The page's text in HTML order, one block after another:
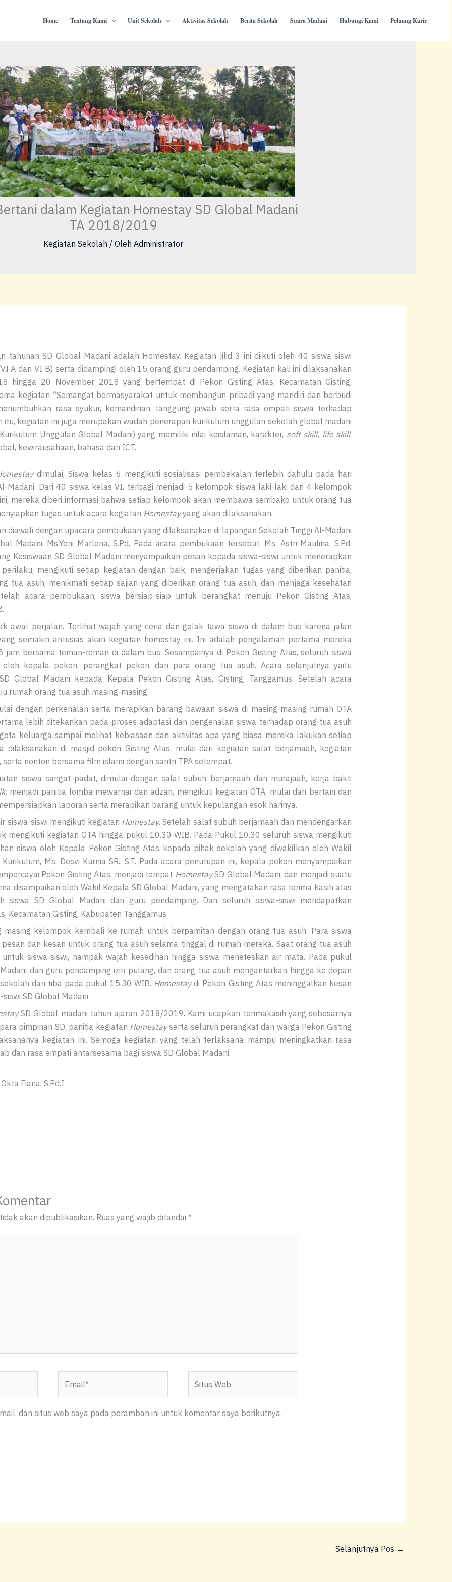
Home Tentang Kami Unit Sekolah Aktivitas Sekolah Berita Sekolah Suara Madani Hubungi Kami Peluang Karir
dalam Kegiatan Homestay SD Global Madani
TA 2018/2019
Kegiatan Sekolah / Oleh Administrator
tahunan SD Global Madani adalah Homestay. Kegiatan jilid 3 ini diikuti oleh 40 siswa-siswi
A dan VI B) serta didampingi oleh 15 orang guru pendamping. Kegiatan kali ini dilaksanakan
hingga 20 November 2018 yang bertempat di Pekon Gisting Atas, Kecamatan Gisting,
kegiatan “Semangat bermasyarakat untuk membangun pribadi yang mandiri dan berbudi
rasa syukur, kemandirian, tanggung jawab serta rasa empati siswa terhadap
itu, kegiatan ini juga merupakan wadah penerapan kurikulum unggulan sekolah global madani
Unggulan Global Madani) yang memiliki nilai keislaman, karakter, soft skill, life skill,
kewirausahaan, bahasa dan ICT.
dimulai, Siswa kelas 6 mengikuti sosialisasi pembekalan terlebih dahulu pada hari
Madani. Dari 40 siswa kelas VI, terbagi menjadi 5 kelompok siswa laki-laki dan 4 kelompok
mereka diberi informasi bahwa setiap kelompok akan membawa sembako untuk orang tua
tugas untuk acara kegiatan Homestayyang akan dilaksanakan.
diawali dengan upacara pembukaan yang dilaksanakan di lapangan Sekolah Tinggi Al-Madani
Madani, Ms.Yeni Marlena, S.Pd. Pada acara pembukaan tersebut, Ms. Astri Maulina, S.Pd.
Kesiswaan SD Global Madani menyampaikan pesan kepada siswa-siswi untuk menerapkan
mengikuti setiap kegiatan dengan baik, mengerjakan tugas yang diberikan panitia,
tua asuh, menikmati setiap sajian yang diberikan orang tua asuh, dan menjaga kesehatan
acara pembukaan, siswa bersiap-siap untuk berangkat menuju Pekon Gisting Atas,
awal perjalan. Terlihat wajah yang ceria dan gelak tawa siswa di dalam bus karena jalan
semakin antusias akan kegiatan homestay ini. Ini adalah pengalaman pertama mereka
bersama teman-teman di dalam bus. Sesampainya di Pekon Gisting Atas, seluruh siswa
kepala pekon, perangkat pekon, dan para orang tua asuh. Acara selanjutnya yaitu
Global Madani kepada Kepala Pekon Gisting Atas, Gisting, Tanggamus. Setelah acara
rumah orang tua asuh masing-masing.
dengan perkenalan serta merapikan barang bawaan siswa di masing-masing rumah OTA
lebih ditekankan pada proses adaptasi dan pengenalan siswa terhadap orang tua asuh
keluarga sampai melihat kebiasaan dan aktivitas apa yang biasa mereka lakukan setiap
dilaksanakan di masjid pekon Gisting Atas, mulai dari kegiatan salat berjamaah, kegiatan
nonton bersama film islami dengan santri TPA setempat.
siswa sangat padat, dimulai dengan salat subuh berjamaah dan murajaah, kerja bakti
menjadi panitia lomba mewarnai dan adzan, mengikuti kegiatan OTA, mulai dari bertani dan
laporan serta merapikan barang untuk kepulangan esok harinya.
siswa-siswi mengikuti kegiatan Homestay. Setelah salat subuh berjamaah dan mendengarkan
mengikuti kegiatan OTA hingga pukul 10.30 WIB. Pada Pukul 10.30 seluruh siswa mengikuti
siswa oleh Kepala Pekon Gisting Atas kepada pihak sekolah yang diwakilkan oleh Wakil
Ms. Desvi Kurnia SR., S.T. Pada acara penutupan ini, kepala pekon menyampaikan
Pekon Gisting Atas, menjadi tempat HomestaySD Global Madani, dan menjadi suatu
disampaikan oleh Wakil Kepala SD Global Madani, yang mengatakan rasa terima kasih atas
siswa SD Global Madani dan guru pendamping. Dan seluruh siswa-siswi mendapatkan
Kecamatan Gisting, Kabupaten Tanggamus.
masing kelompok kembali ke rumah untuk berpamitan dengan orang tua asuh. Para siswa
dan kesan untuk orang tua asuh selama tinggal di rumah mereka. Saat orang tua asuh
siswa-siswi, nampak wajah kesedihan hingga siswa meneteskan air mata. Pada pukul
dan guru pendamping izin pulang, dan orang tua asuh mengantarkan hingga ke depan
dan tiba pada pukul 15.30 WIB. Homestaydi Pekon Gisting Atas meninggalkan kesan
SD Global Madani.
SD Global madani tahun ajaran 2018/2019. Kami ucapkan terimakasih yang sebesarnya
pimpinan SD, panitia kegiatan Homestayserta seluruh perangkat dan warga Pekon Gisting
kegiatan ini. Semoga kegiatan yang telah terlaksana mampu meningkatkan rasa
dan rasa empati antarsesama bagi siswa SD Global Madani.
Fiana, S.Pd.I.
akan dipublikasikan. Ruas yang wajib ditandai*
Web
dan situs web saya pada peramban ini untuk komentar saya berikutnya.
Selanjutnya Pos →